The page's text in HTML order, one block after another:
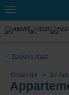
Toggle
< Zoekresultaat
Oostenrijk Ski